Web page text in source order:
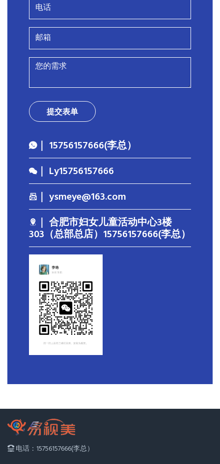
提交表单
｜ 15756157666(李总）
｜ Ly15756157666
｜ ysmeye@163.com
｜ 合肥市妇女儿童活动中心3楼
303（总部总店）15756157666(李总）
电话：15756157666(李总）